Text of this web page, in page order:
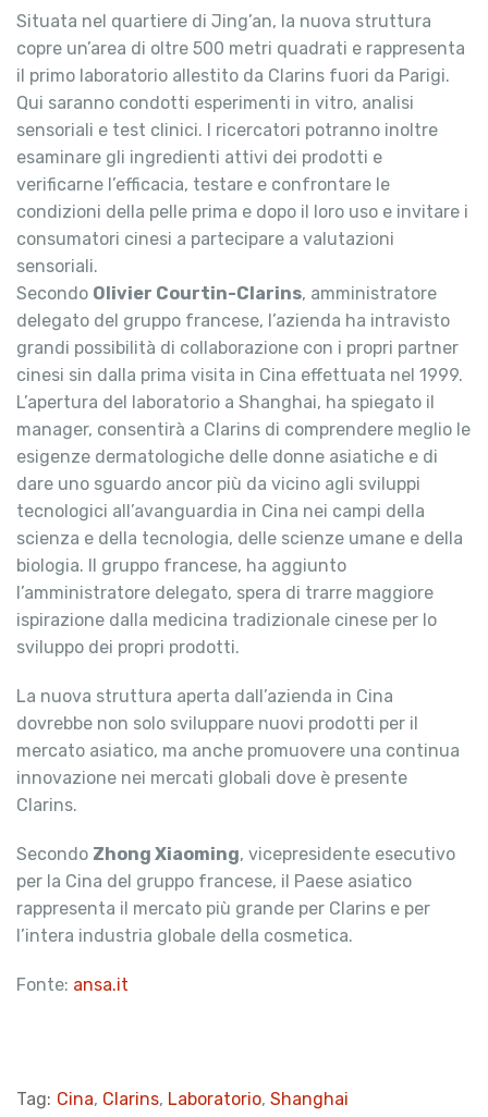
Situata nel quartiere di Jing’an, la nuova struttura
copre un’area di oltre 500 metri quadrati e rappresenta
il primo laboratorio allestito da Clarins fuori da Parigi.
Qui saranno condotti esperimenti in vitro, analisi
sensoriali e test clinici. I ricercatori potranno inoltre
esaminare gli ingredienti attivi dei prodotti e
verificarne l’efficacia, testare e confrontare le
condizioni della pelle prima e dopo il loro uso e invitare i
consumatori cinesi a partecipare a valutazioni
sensoriali.
Secondo Olivier Courtin-Clarins, amministratore
delegato del gruppo francese, l’azienda ha intravisto
grandi possibilità di collaborazione con i propri partner
cinesi sin dalla prima visita in Cina effettuata nel 1999.
L’apertura del laboratorio a Shanghai, ha spiegato il
manager, consentirà a Clarins di comprendere meglio le
esigenze dermatologiche delle donne asiatiche e di
dare uno sguardo ancor più da vicino agli sviluppi
tecnologici all’avanguardia in Cina nei campi della
scienza e della tecnologia, delle scienze umane e della
biologia. Il gruppo francese, ha aggiunto
l’amministratore delegato, spera di trarre maggiore
ispirazione dalla medicina tradizionale cinese per lo
sviluppo dei propri prodotti.
La nuova struttura aperta dall’azienda in Cina
dovrebbe non solo sviluppare nuovi prodotti per il
mercato asiatico, ma anche promuovere una continua
innovazione nei mercati globali dove è presente
Clarins.
Secondo Zhong Xiaoming, vicepresidente esecutivo
per la Cina del gruppo francese, il Paese asiatico
rappresenta il mercato più grande per Clarins e per
l’intera industria globale della cosmetica.
Fonte: ansa.it
Tag: Cina, Clarins, Laboratorio, Shanghai